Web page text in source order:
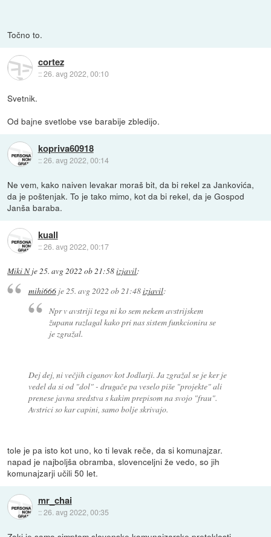
Točno to.
cortez
::26. avg 2022, 00:10
Svetnik.
Od bajne svetlobe vse barabije zbledijo.
kopriva60918
::26. avg 2022, 00:14
Ne vem, kako naiven levakar moraš bit, da bi rekel za Jankovića,
da je poštenjak. To je tako mimo, kot da bi rekel, da je Gospod
Janša baraba.
kuall
::26. avg 2022, 00:17
Miki Nje25. avg 2022 ob 21:58izjavil:
mihi666je25. avg 2022 ob 21:48izjavil:
Npr v avstriji tega ni ko sem nekem avstrijskem
županu razlagal kako pri nas sistem funkcionira se
je zgražal.
Dej dej, ni večjih ciganov kot Jodlarji. Ja zgražal se je ker je
vedel da si od "dol" - drugače pa veselo piše "projekte" ali
prenese javna sredstva s kakim prepisom na svojo "frau".
Avstrici so kar capini, samo bolje skrivajo.
tole je pa isto kot uno, ko ti levak reče, da si komunajzar.
napad je najboljša obramba, slovenceljni že vedo, so jih
komunajzarji učili 50 let.
mr_chai
::26. avg 2022, 00:35